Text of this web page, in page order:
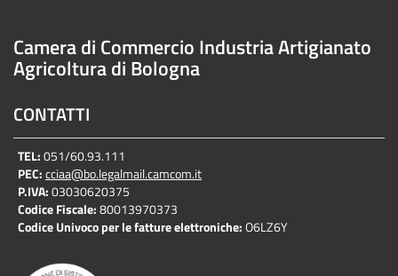
Camera di Commercio Industria Artigianato
Agricoltura di Bologna
CONTATTI
TEL:051/60.93.111
PEC:cciaa@bo.legalmail.camcom.it
P.IVA:03030620375
Codice Fiscale:80013970373
Codice Univoco per le fatture elettroniche:O6LZ6Y